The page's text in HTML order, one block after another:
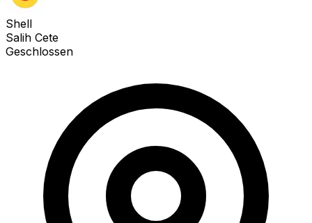
Shell
Salih Cete
Geschlossen